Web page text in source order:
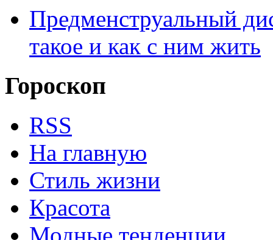
Предменструальный
такое и как с ним жить
Гороскоп
RSS
На главную
Стиль жизни
Красота